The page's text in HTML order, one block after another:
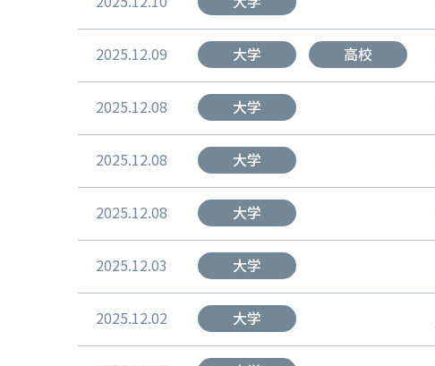
2025.12.09 大学 高校
2025.12.08 大学
2025.12.08 大学
2025.12.08 大学
2025.12.03 大学
2025.12.02 大学